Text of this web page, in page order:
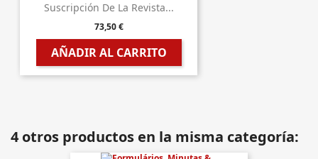
Suscripción De La Revista...
73,50 €
AÑADIR AL CARRITO
4 otros productos en la misma categoría: